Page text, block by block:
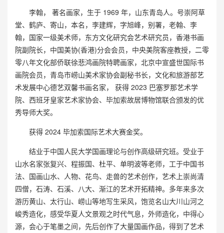
李翰， 著名画家，生于 1969 年，山东青岛人。号崇阿草
堂、鹤庐、寄山，本名，李建辉，字旭峰，别署，老翰、李
翰，国家一级美术师，东方文化研究会艺术研究员，香港书画
院副院长，中国美协(香港)分会会员，中央美院客座教授，二零
零八年文化部侨联徐悲鸿画院特聘画家，北京中宣盛世国际书
画院会员，青岛市崂山美术家协会副秘书长，文化和旅游部艺
术发展中心德艺双馨书画名家， 获得 2023 巴塞罗那艺术学
院、西班牙皇家艺术家协会、毕加索故居博物馆联合颁发的优
秀导师大奖。
获得 2024 毕加索国际艺术大赛金奖。
结业于中国人民大学国画理论与创作高级研究班。受业于
山水名家张复兴、程振国、杜平、单明波等老师，工于中国书
法、国画山水、人物、花鸟、走兽的艺术创作，艺术上崇尚清
四僧，石涛、石溪、八大、渐江的艺术开拓精神。多年来多次
游历黄山、太行山、崂山等地写生采风，饱览名山大川山河之
峻秀造化，感受华夏人文景观之时代气息，外师造化，中得心
源，会心于笔墨之间，先后创作了大量国画作品，得到了艺术